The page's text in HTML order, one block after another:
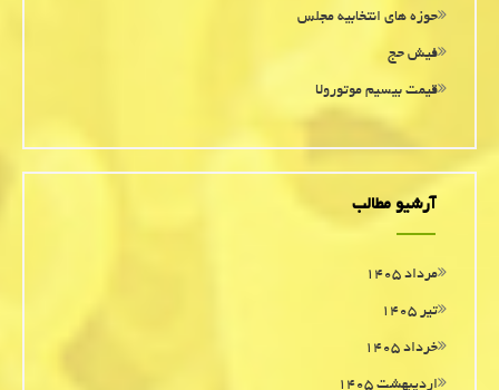
حوزه های انتخابیه مجلس
فیش حج
قیمت بیسیم موتورولا
آرشیو مطالب
مرداد ۱۴۰۵
تیر ۱۴۰۵
خرداد ۱۴۰۵
اردیبهشت ۱۴۰۵